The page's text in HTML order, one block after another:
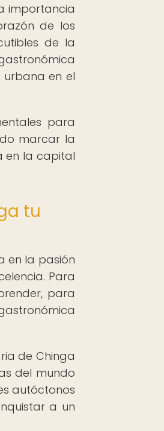
importancia
de los
de la
en el
para
marcar la
en la capital
tu
en la pasión
Para
para
de Chinga
del mundo
autóctonos
a un